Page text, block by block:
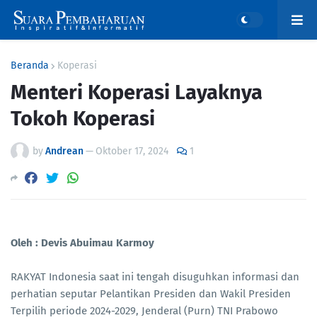
Beranda Koperasi
Menteri Koperasi Layaknya
Tokoh Koperasi
byAndrean— Oktober 17, 2024 1
Oleh : Devis Abuimau Karmoy
RAKYAT Indonesia saat ini tengah disuguhkan informasi dan
perhatian seputar Pelantikan Presiden dan Wakil Presiden
Terpilih periode 2024-2029, Jenderal (Purn) TNI Prabowo